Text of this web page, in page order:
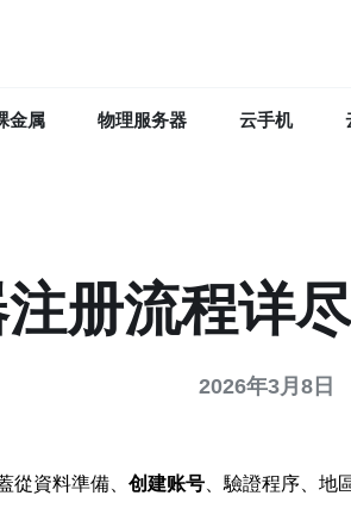
金属 物理服务器 云手机
册流程详
2026年3月8日
從資料準備、 创建账号 、驗證程序、地